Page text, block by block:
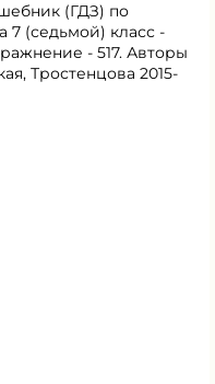
(ГДЗ) по
7 (седьмой) класс -
- 517. Авторы
Тростенцова 2015-